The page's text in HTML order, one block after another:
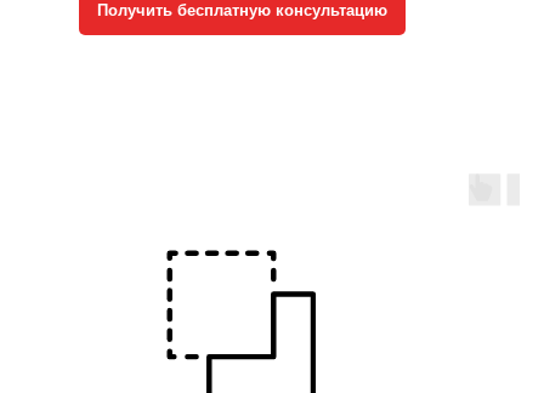
Получить бесплатную консультацию